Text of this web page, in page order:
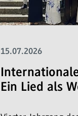
15.07.2026
Ein Lied als